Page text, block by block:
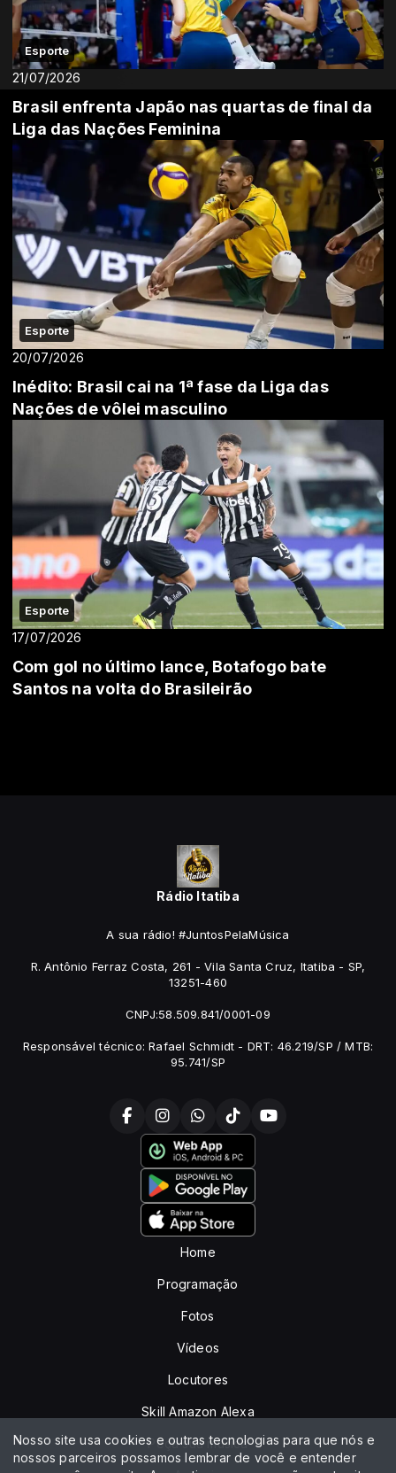
Esporte
21/07/2026
Brasil enfrenta Japão nas quartas de final da
Liga das Nações Feminina
Esporte
20/07/2026
Inédito: Brasil cai na 1ª fase da Liga das
Nações de vôlei masculino
Esporte
17/07/2026
Com gol no último lance, Botafogo bate
Santos na volta do Brasileirão
Rádio Itatiba
A sua rádio! #JuntosPelaMúsica
R. Antônio Ferraz Costa, 261 - Vila Santa Cruz, Itatiba - SP,
13251-460
CNPJ:58.509.841/0001-09
Responsável técnico: Rafael Schmidt - DRT: 46.219/SP / MTB:
95.741/SP
Home
Programação
Fotos
Vídeos
Locutores
Skill Amazon Alexa
Peça sua música
Nosso site usa cookies e outras tecnologias para que nós e
nossos parceiros possamos lembrar de você e entender